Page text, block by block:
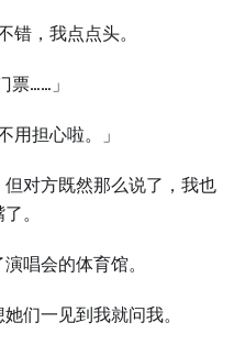
错，我点点头。
票……」
用担心啦。」
对方既然那么说了，我也
。
唱会的体育馆。
们一见到我就问我。